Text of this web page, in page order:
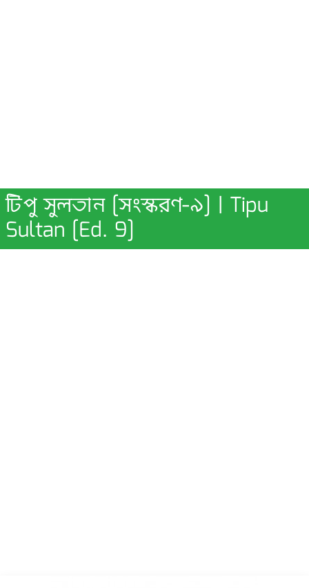
টিপু সুলতান [সংস্করণ-৯] | Tipu
Sultan [Ed. 9]